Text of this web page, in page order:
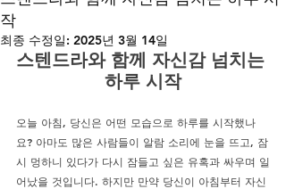
작
최종 수정일: 2025년 3월 14일
스텐드라와 함께 자신감 넘치는
하루 시작
오늘 아침, 당신은 어떤 모습으로 하루를 시작했나
요? 아마도 많은 사람들이 알람 소리에 눈을 뜨고, 잠
시 멍하니 있다가 다시 잠들고 싶은 유혹과 싸우며 일
어났을 것입니다. 하지만 만약 당신이 아침부터 자신